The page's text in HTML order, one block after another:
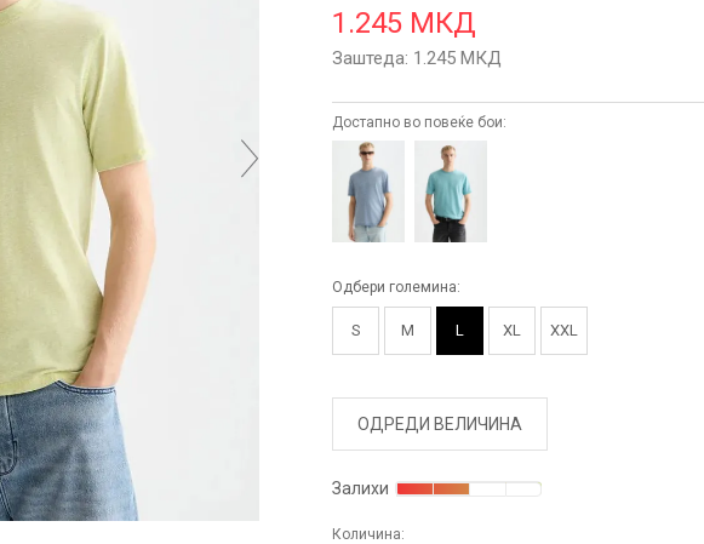
1.245 МКД
Заштеда: 1.245 МКД
Достапно во повеќе бои:
Одбери големина:
S M L XL XXL
ОДРЕДИ ВЕЛИЧИНА
Залихи
Количина: